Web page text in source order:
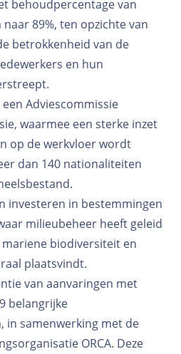
behoudpercentage van
89%, ten opzichte van
betrokkenheid van de
en hun
Adviescommissie
waarmee een sterke inzet
op de werkvloer wordt
dan 140 nationaliteiten
investeren in bestemmingen
milieubeheer heeft geleid
biodiversiteit en
plaatsvindt.
van aanvaringen met
belangrijke
in samenwerking met de
ORCA. Deze